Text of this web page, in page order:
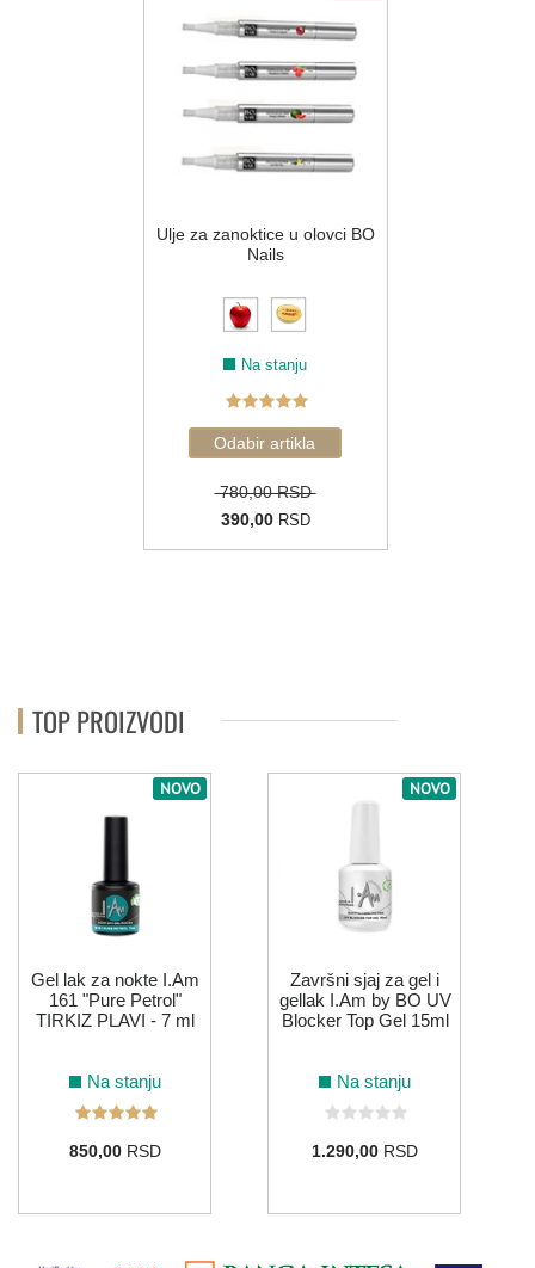
Ulje za zanoktice u olovci BO
Nails
Na stanju
780,00 RSD
390,00RSD
TOP PROIZVODI
NOVO
Gel lak za nokte I.Am
161 "Pure Petrol"
TIRKIZ PLAVI - 7 ml
Na stanju
850,00RSD
NOVO
Završni sjaj za gel i
gellak I.Am by BO UV
Blocker Top Gel 15ml
Na stanju
1.290,00RSD